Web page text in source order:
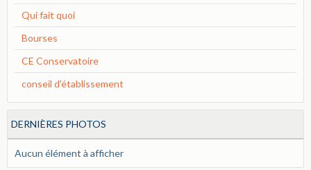
Qui fait quoi
Bourses
CE Conservatoire
conseil d'établissement
DERNIÈRES PHOTOS
Aucun élément à afficher